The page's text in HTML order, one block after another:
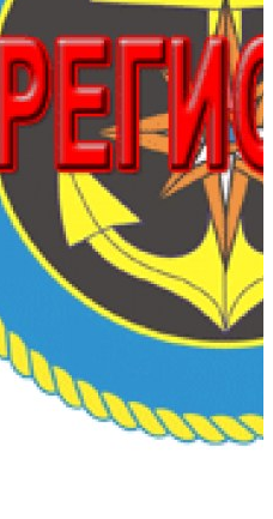
Купить в кредит